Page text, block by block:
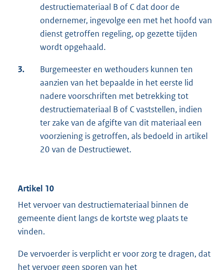
destructiemateriaal B of C dat door de
ondernemer, ingevolge een met het hoofd van
dienst getroffen regeling, op gezette tijden
wordt opgehaald.
3.
Burgemeester en wethouders kunnen ten
aanzien van het bepaalde in het eerste lid
nadere voorschriften met betrekking tot
destructiemateriaal B of C vaststellen, indien
ter zake van de afgifte van dit materiaal een
voorziening is getroffen, als bedoeld in artikel
20 van de Destructiewet.
Artikel 10
Het vervoer van destructiemateriaal binnen de
gemeente dient langs de kortste weg plaats te
vinden.
De vervoerder is verplicht er voor zorg te dragen, dat
het vervoer geen sporen van het